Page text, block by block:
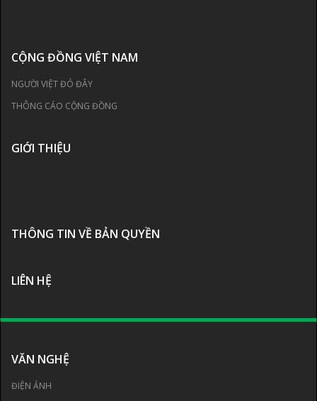
CỘNG ĐỒNG VIỆT NAM
NGƯỜI VIỆT ĐÓ ĐÂY
THÔNG CÁO CỘNG ĐỒNG
GIỚI THIỆU
THÔNG TIN VỀ BẢN QUYỀN
LIÊN HỆ
VĂN NGHỆ
ĐIỆN ẢNH